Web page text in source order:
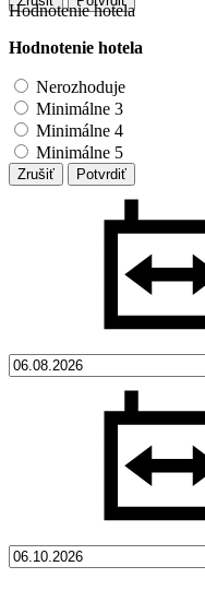
Hodnotenie hotela
Hodnotenie hotela
Nerozhoduje
Minimálne 3
Minimálne 4
Minimálne 5
Zrušiť Potvrdiť